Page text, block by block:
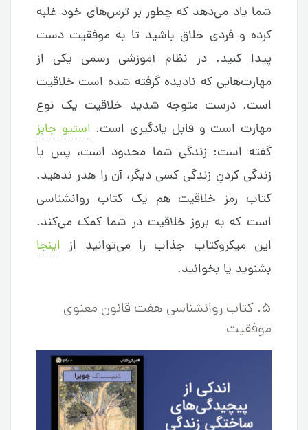
شما یاد می‌‌دهد که چطور بر ترس‌های خود غلبه
کرده و فردی خلاق باشید تا به موفقیت دست
پیدا کنید. در نظام آموزشی رسمی یکی از
مهارت‌هایی که نادیده گرفته شده است خلاقیت
است. درست متوجه شدید خلاقیت یک نوع
مهارت است و قابل یادگیری است. استیو جابز
گفته است: زندگی شما محدود است، پس با
زندگی کردنِ زندگی کسی دیگر، آن را هدر ندهید.
کتاب رمز خلاقیت هم یک کتاب روانشناسی
است که به بروز خلاقیت در شما کمک می‌کند.
این میکروکتاب جذاب را می‌توانید از اینجا
بشنوید یا بخوانید.
۵. کتاب روانشناسی هفت قانون معنوی
موفقیت